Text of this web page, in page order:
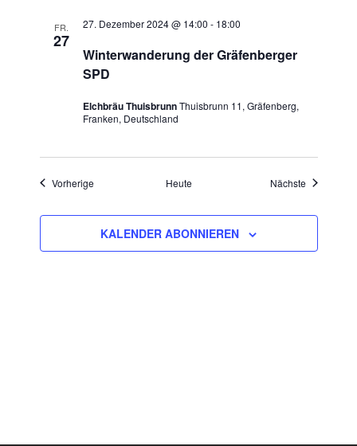
FR.
27
Winterwanderung der Gräfenberger
SPD
27. Dezember 2024 @ 14:00 - 18:00
Elchbräu ThuisbrunnThuisbrunn 11, Gräfenberg,
Franken, Deutschland
VorherigeVeranstaltungen Heute Nächste
KALENDER ABONNIEREN